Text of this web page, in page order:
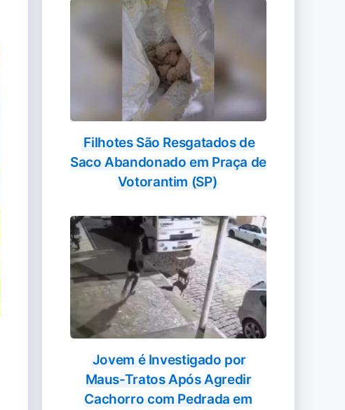
Filhotes São Resgatados de
Saco Abandonado em Praça de
Votorantim (SP)
Jovem é Investigado por
Maus-Tratos Após Agredir
Cachorro com Pedrada em